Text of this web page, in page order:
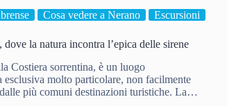
Cosa vedere a Nerano Escursioni
la natura incontra l’epica delle sirene
Costiera sorrentina, è un luogo
molto particolare, non facilmente
più comuni destinazioni turistiche. La…